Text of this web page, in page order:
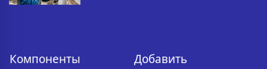
Компоненты Добавить